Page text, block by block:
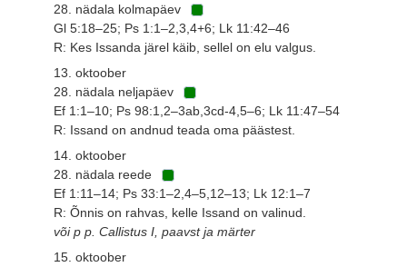
28. nädala kolmapäev
Gl 5:18–25; Ps 1:1–2,3,4+6; Lk 11:42–46
R: Kes Issanda järel käib, sellel on elu valgus.
13. oktoober
28. nädala neljapäev
Ef 1:1–10; Ps 98:1,2–3ab,3cd-4,5–6; Lk 11:47–54
R: Issand on andnud teada oma päästest.
14. oktoober
28. nädala reede
Ef 1:11–14; Ps 33:1–2,4–5,12–13; Lk 12:1–7
R: Õnnis on rahvas, kelle Issand on valinud.
või p p. Callistus I, paavst ja märter
15. oktoober